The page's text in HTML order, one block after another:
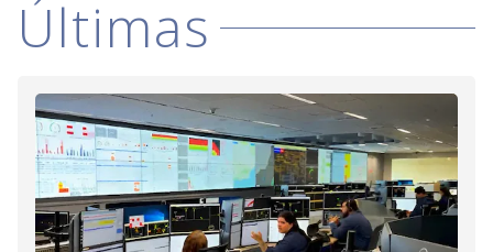
i
d
e
Últimas